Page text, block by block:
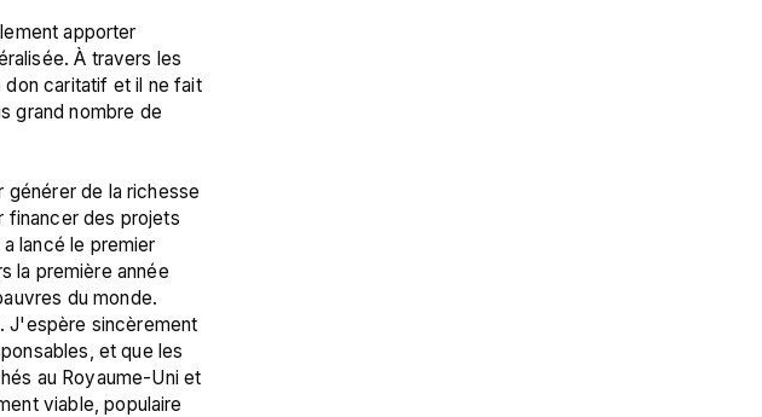
apporter
À travers les
don caritatif et il ne fait
grand nombre de
générer de la richesse
financer des projets
lancé le premier
la première année
du monde.
J'espère sincèrement
et que les
au Royaume-Uni et
viable, populaire